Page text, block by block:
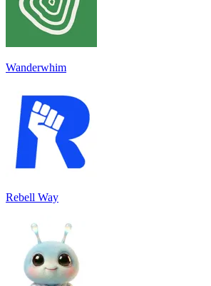
Wanderwhim
Rebell Way